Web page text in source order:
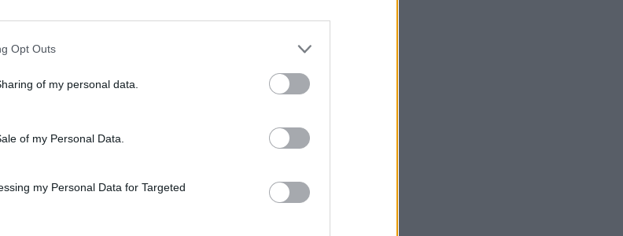
Opt Outs
of my personal data.
of my Personal Data.
my Personal Data for Targeted